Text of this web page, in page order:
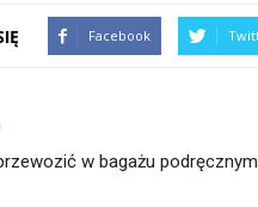
Facebook
w bagażu